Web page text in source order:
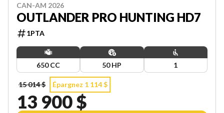
CAN-AM 2026
OUTLANDER PRO HUNTING HD7
1PTA
650 CC 50 HP 1
15 014 $ Épargnez 1 114 $
13 900 $